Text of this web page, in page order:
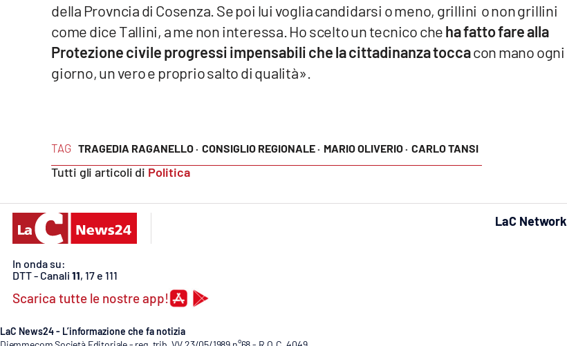
Laconair.it
TAG TRAGEDIA RAGANELLO · CONSIGLIO REGIONALE · MARIO OLIVERIO · CARLO TANSI
Tutti gli articoli di Politica
della Provncia di Cosenza. Se poi lui voglia candidarsi o meno, grillini o non grillini
come dice Tallini, a me non interessa. Ho scelto un tecnico cheha fatto fare alla
Protezione civile progressi impensabili che la cittadinanza toccacon mano ogni
giorno, un vero e proprio salto di qualità».
In onda su:
DTT - Canali 11, 17 e 111
Scarica tutte le nostre app!
LaC Network
LaC News24 - L’informazione che fa notizia